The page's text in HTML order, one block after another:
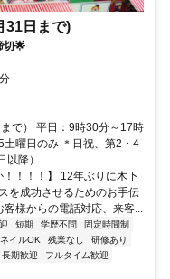
31日まで)
切🌟
で） 平日：9時30分～17時
曜日のみ ＊日祝、第2・4
降） ...
！！！】 12年ぶりに木下
を成功させるためのお手伝
様からの電話対応、来客...
短期 学歴不問
固定時間制
ネイルOK 残業なし
研修あり
長期歓迎
フルタイム歓迎